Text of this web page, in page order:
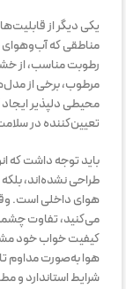
یکی دیگر از
مناطقی که آب‌وهوای
رطوبت مناسب، از
مرطوب، برخی از
محیطی دلپذیر ایجاد
تعیین‌کننده در
باید توجه داشت که
طراحی نشده‌اند،
هوای داخلی است.
می‌کنید، تفاوت
کیفیت خواب خود
هوا به‌صورت مداوم
شرایط استاندارد و